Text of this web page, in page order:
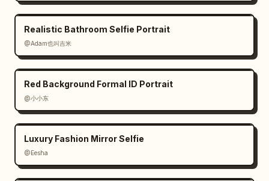
Realistic Bathroom Selfie Portrait
@Adam也叫吉米
Red Background Formal ID Portrait
@小小东
Luxury Fashion Mirror Selfie
@Eesha